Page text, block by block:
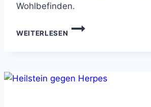
Wohlbefinden.
WEITERLESEN
HEILSTEIN